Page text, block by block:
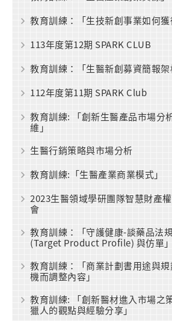
教育訓練：「生技新創事業如何獲
113年度第12期 SPARK CLUB
教育訓練：「生醫新創募資簡報架
112年度第11期 SPARK Club
教育訓練: 「創新生醫產品市場分
維」
生醫行銷策略與市場分析
教育訓練:「生醫產業商業模式」
2023生醫領域學研團隊智慧財產
會
教育訓練：「守護健康-談藥品法
(Target Product Profile) 與仿單」
教育訓練：「商業計劃書用途與
機而調整內容」
教育訓練: 「創新醫材進入市場之
獵人的觀點與經驗分享」